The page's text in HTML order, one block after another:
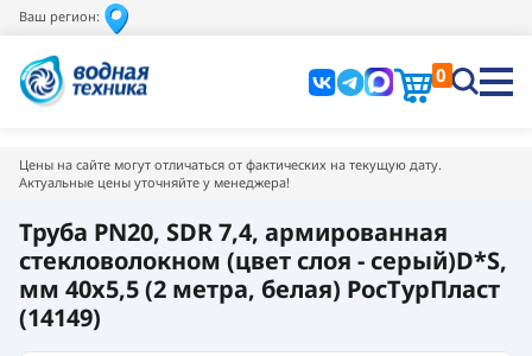
Ваш регион:
0
Цены на сайте могут отличаться от фактических на текущую дату.
Актуальные цены уточняйте у менеджера!
Труба PN20, SDR 7,4, армированная
стекловолокном (цвет слоя - серый)D*S,
мм 40х5,5 (2 метра, белая) РосТурПласт
(14149)